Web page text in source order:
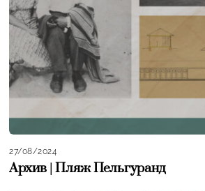
27/08/2024
Архив | Пляж Пельгуранд